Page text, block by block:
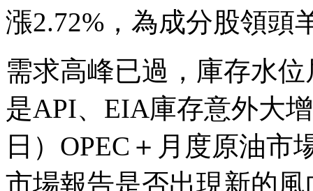
漲2.72%，為成分股領頭
需求高峰已過，庫存水
是API、EIA庫存意外大
日）OPEC＋月度原油市
市場報告是否出現新的